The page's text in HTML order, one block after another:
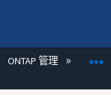
ONTAP 管理 效率